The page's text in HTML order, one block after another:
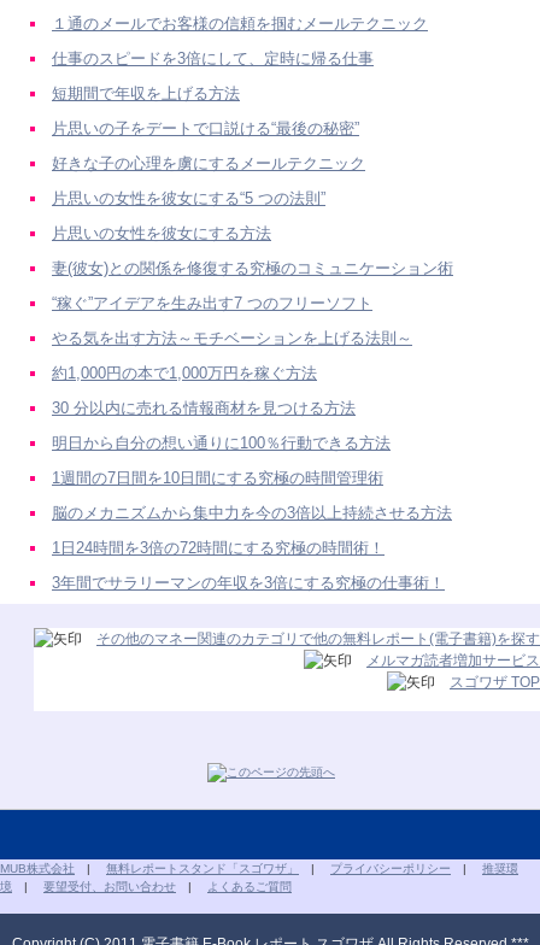
１通のメールでお客様の信頼を掴むメールテクニック
仕事のスピードを3倍にして、定時に帰る仕事
短期間で年収を上げる方法
片思いの子をデートで口説ける“最後の秘密”
好きな子の心理を虜にするメールテクニック
片思いの女性を彼女にする“5 つの法則”
片思いの女性を彼女にする方法
妻(彼女)との関係を修復する究極のコミュニケーション術
“稼ぐ”アイデアを生み出す7 つのフリーソフト
やる気を出す方法～モチベーションを上げる法則～
約1,000円の本で1,000万円を稼ぐ方法
30 分以内に売れる情報商材を見つける方法
明日から自分の想い通りに100％行動できる方法
1週間の7日間を10日間にする究極の時間管理術
脳のメカニズムから集中力を今の3倍以上持続させる方法
1日24時間を3倍の72時間にする究極の時間術！
3年間でサラリーマンの年収を3倍にする究極の仕事術！
その他のマネー関連のカテゴリで他の無料レポート(電子書籍)を探す
メルマガ読者増加サービス
スゴワザ TOP
MUB株式会社 | 無料レポートスタンド「スゴワザ」 | プライバシーポリシー | 推奨環
境 | 要望受付、お問い合わせ | よくあるご質問